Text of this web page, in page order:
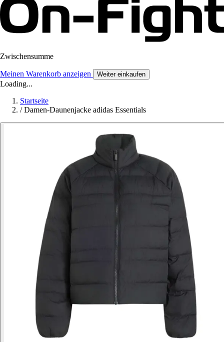
Zwischensumme
Meinen Warenkorb anzeigen Weiter einkaufen
Loading...
Startseite
/ Damen-Daunenjacke adidas Essentials